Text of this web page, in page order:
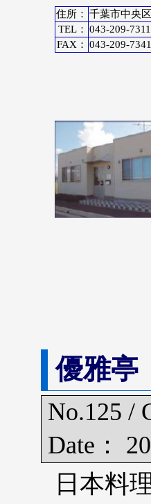
住所： 千葉市中央
TEL： 043-209-7311
FAX： 043-209-7341
優雅
No.125 /
Date：
日本料